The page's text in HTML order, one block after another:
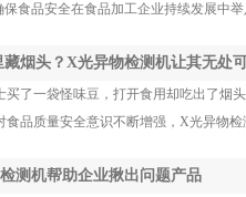
保食品安全在食品加工企业持续发展中举
藏烟头？X光异物检测机让其无处
买了一袋怪味豆，打开食用却吃出了烟
食品质量安全意识不断增强，X光异物
测机帮助企业揪出问题产品